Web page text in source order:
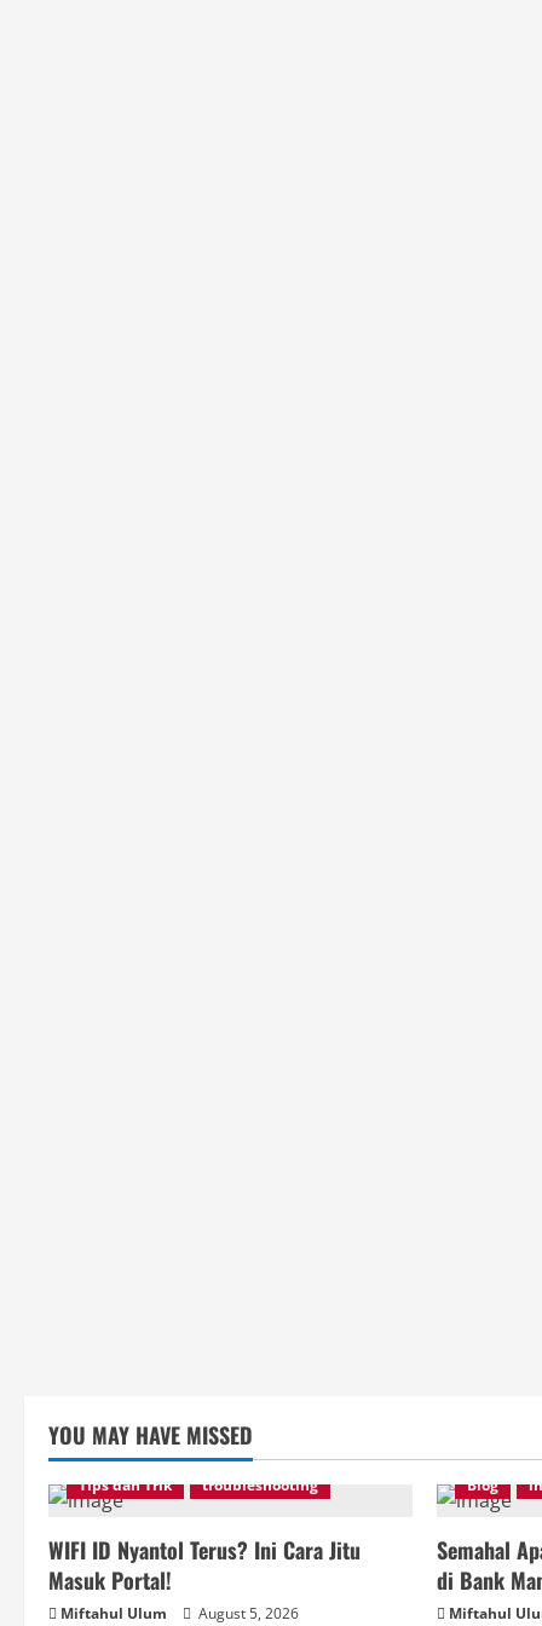
YOU MAY HAVE MISSED
Tips dan Trik troubleshooting
WIFI ID Nyantol Terus? Ini Cara Jitu
Masuk Portal!
Miftahul Ulum August 5, 2026
Blog
Semahal
di Bank
Miftahul